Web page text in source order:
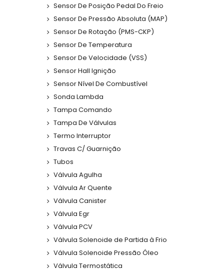
Sensor De Posição Pedal Do Freio
Sensor De Pressão Absoluta (MAP)
Sensor De Rotação (PMS-CKP)
Sensor De Temperatura
Sensor De Velocidade (VSS)
Sensor Hall Ignição
Sensor Nível De Combustível
Sonda Lambda
Tampa Comando
Tampa De Válvulas
Termo Interruptor
Travas C/ Guarnição
Tubos
Válvula Agulha
Válvula Ar Quente
Válvula Canister
Válvula Egr
Válvula PCV
Válvula Solenoide de Partida à Frio
Válvula Solenoide Pressão Óleo
Válvula Termostática